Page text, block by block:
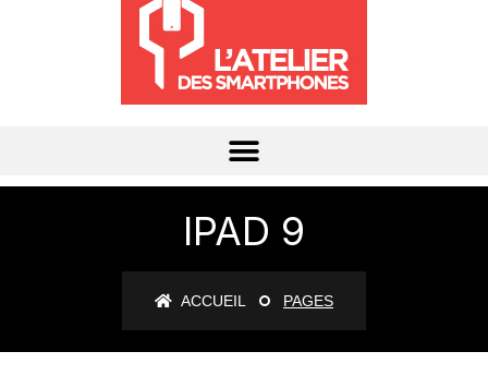
IPAD 9
ACCUEIL PAGES